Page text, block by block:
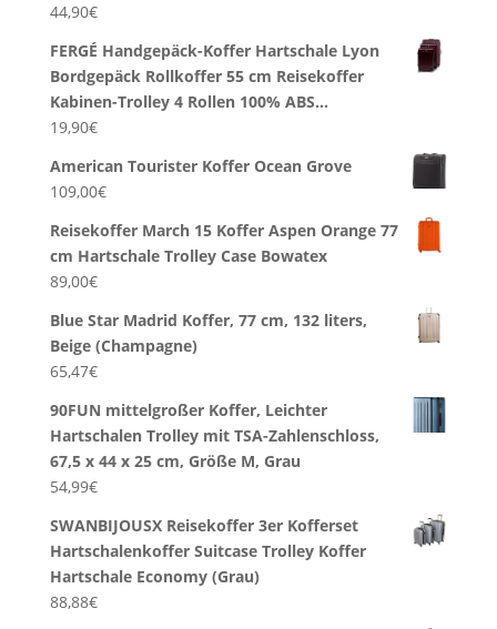
44,90€
FERGÉ Handgepäck-Koffer Hartschale Lyon
Bordgepäck Rollkoffer 55 cm Reisekoffer
Kabinen-Trolley 4 Rollen 100% ABS…
19,90€
American Tourister Koffer Ocean Grove
109,00€
Reisekoffer March 15 Koffer Aspen Orange 77
cm Hartschale Trolley Case Bowatex
89,00€
Blue Star Madrid Koffer, 77 cm, 132 liters,
Beige (Champagne)
65,47€
90FUN mittelgroßer Koffer, Leichter
Hartschalen Trolley mit TSA-Zahlenschloss,
67,5 x 44 x 25 cm, Größe M, Grau
54,99€
SWANBIJOUSX Reisekoffer 3er Kofferset
Hartschalenkoffer Suitcase Trolley Koffer
Hartschale Economy (Grau)
88,88€